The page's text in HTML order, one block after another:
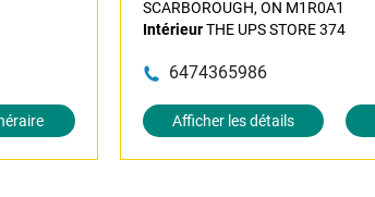
SCARBOROUGH, ON M1R0A1
IntérieurTHE UPS STORE 374
6474365986
Afficher les détails